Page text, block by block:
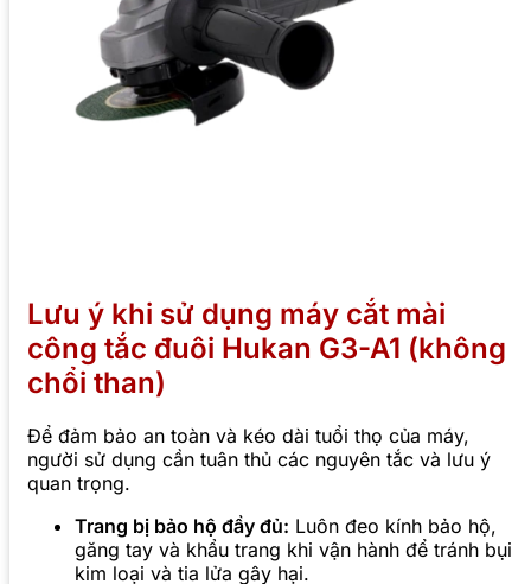
Lưu ý khi sử dụng máy cắt mài
công tắc đuôi Hukan G3-A1 (không
chổi than)
Để đảm bảo an toàn và kéo dài tuổi thọ của máy,
người sử dụng cần tuân thủ các nguyên tắc và lưu ý
quan trọng.
Trang bị bảo hộ đầy đủ: Luôn đeo kính bảo hộ,
găng tay và khẩu trang khi vận hành để tránh bụi
kim loại và tia lửa gây hại.